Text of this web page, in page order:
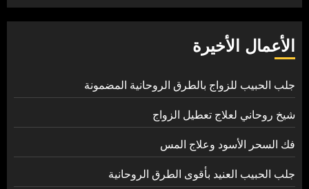
الأعمال الأخيرة
جلب الحبيب للزواج بالطرق الروحانية المضمونة
شيخ روحاني لعلاج تعطيل الزواج
فك السحر الأسود وعلاج المس
جلب الحبيب العنيد بأقوى الطرق الروحانية